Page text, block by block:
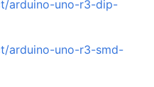
arduino-uno-r3-dip-
arduino-uno-r3-smd-